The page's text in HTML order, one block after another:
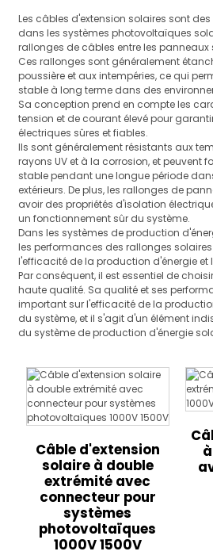
Les câbles d'extension solaires sont
dans les systèmes photovoltaïques
rallonges de câbles entre les panneaux
Ces rallonges sont généralement
poussière et aux intempéries, ce qui
stable à long terme dans des
Sa conception prend en compte les
tension et de courant élevé pour
électriques sûres et fiables.
Ils sont généralement résistants aux
rayons UV et à la corrosion, et peuvent
stable pendant une longue période
extérieurs. De plus, les rallonges de
avoir des propriétés d'isolation
un fonctionnement sûr du système.
Dans les systèmes de production
les performances des rallonges
l'efficacité de la production d'énergie et
Par conséquent, il est essentiel de
haute qualité. Sa qualité et ses
important sur l'efficacité de la
du système, et il s'agit d'un élément
du système de production d'énergie
Câble d'extension
solaire à double
extrémité avec
connecteur pour
systèmes
photovoltaïques
1000V 1500V